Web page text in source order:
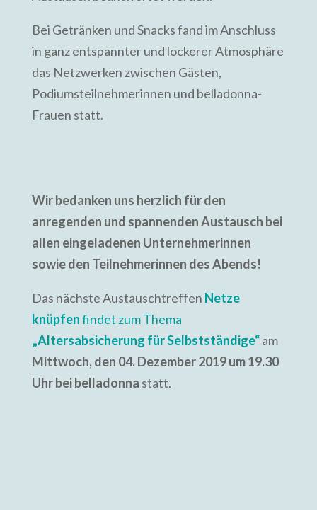
Bei Getränken und Snacks fand im Anschluss
in ganz entspannter und lockerer Atmosphäre
das Netzwerken zwischen Gästen,
Podiumsteilnehmerinnen und belladonna-
Frauen statt.
Wir bedanken uns herzlich für den
anregenden und spannenden Austausch bei
allen eingeladenen Unternehmerinnen
sowie den Teilnehmerinnen des Abends!
Das nächste Austauschtreffen Netze
knüpfenfindet zum Thema
„Altersabsicherung für Selbstständige“am
Mittwoch, den 04. Dezember 2019 um 19.30
Uhr bei belladonna statt.